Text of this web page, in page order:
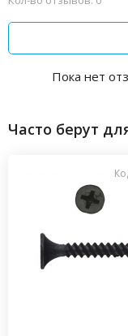
Пока нет
Часто берут